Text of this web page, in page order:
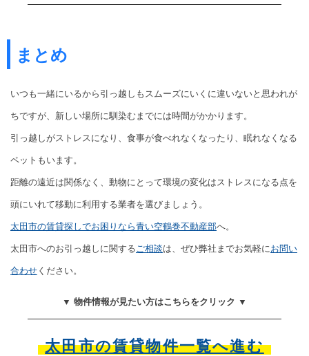
まとめ
いつも一緒にいるから引っ越しもスムーズにいくに違いないと思われが
ちですが、新しい場所に馴染むまでには時間がかかります。
引っ越しがストレスになり、食事が食べれなくなったり、眠れなくなる
ペットもいます。
距離の遠近は関係なく、動物にとって環境の変化はストレスになる点を
頭にいれて移動に利用する業者を選びましょう。
太田市の賃貸探しでお困りなら青い空鶴巻不動産部へ。
太田市へのお引っ越しに関するご相談は、ぜひ弊社までお気軽にお問い
合わせ ください。
▼ 物件情報が見たい方はこちらをクリック ▼
太田市の賃貸物件一覧へ進む